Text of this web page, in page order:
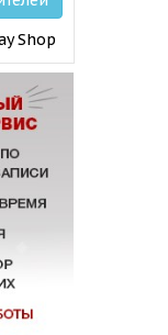
Shop